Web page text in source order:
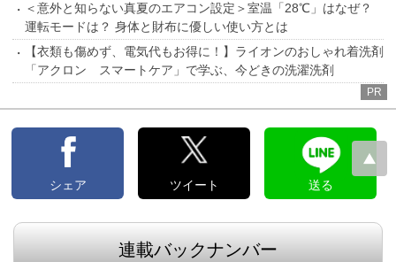
＜意外と知らない真夏のエアコン設定＞室温「28℃」はなぜ？
運転モードは？ 身体と財布に優しい使い方とは
【衣類も傷めず、電気代もお得に！】ライオンのおしゃれ着洗剤
「アクロン スマートケア」で学ぶ、今どきの洗濯洗剤
PR
シェア ツイート 送る
連載バックナンバー